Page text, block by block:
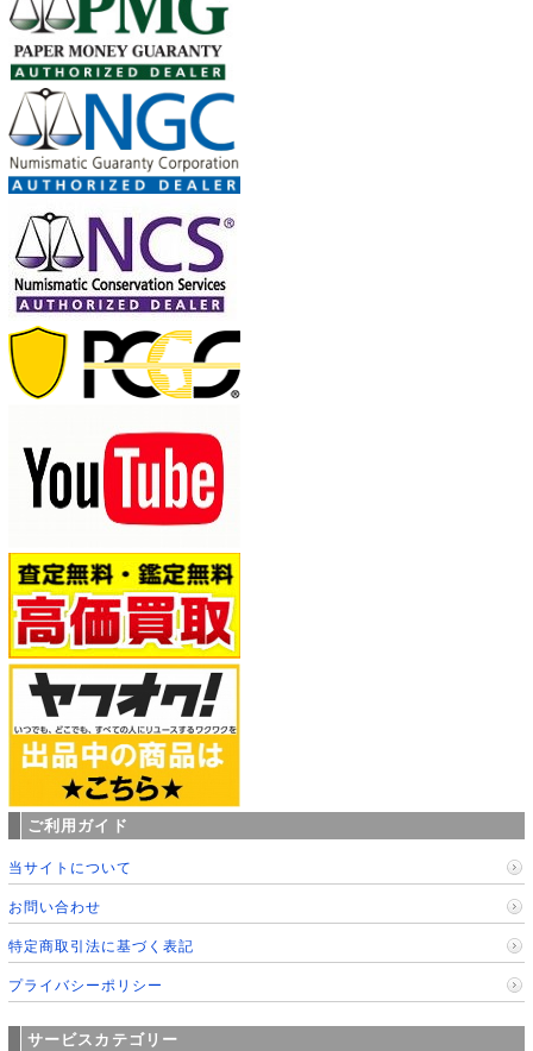
ご利用ガイド
当サイトについて
お問い合わせ
特定商取引法に基づく表記
プライバシーポリシー
サービスカテゴリー